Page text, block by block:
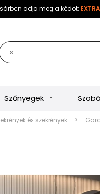
adja meg a kódot:
Szőnyegek
és szekrények